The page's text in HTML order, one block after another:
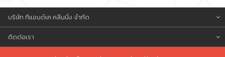
บริษัท ทีแอนด์เค คลีนนิ่ง จำกัด
ติดต่อเรา